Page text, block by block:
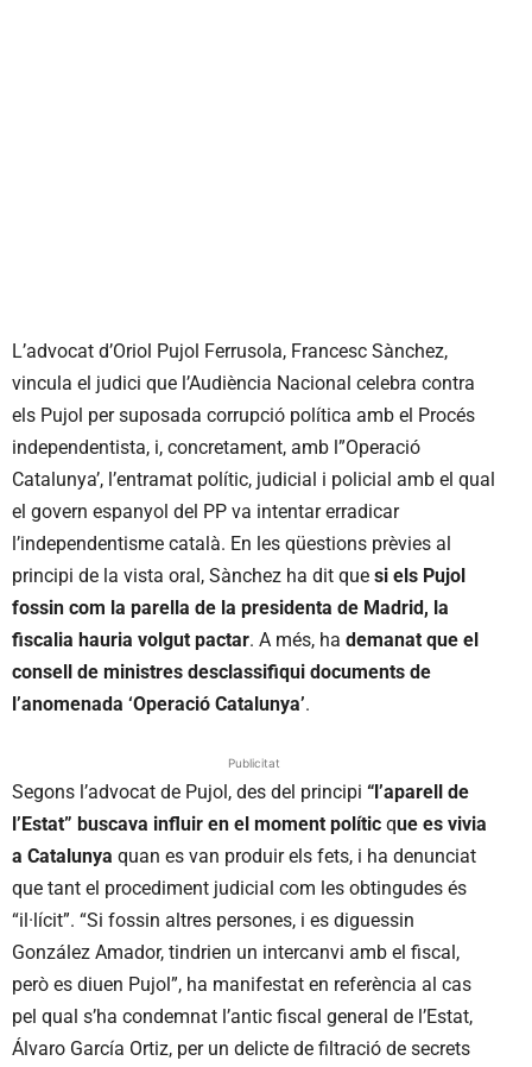
L’advocat d’Oriol Pujol Ferrusola, Francesc Sànchez,
vincula el judici que l’Audiència Nacional celebra contra
els Pujol per suposada corrupció política amb el Procés
independentista, i, concretament, amb l”Operació
Catalunya’, l’entramat polític, judicial i policial amb el qual
el govern espanyol del PP va intentar erradicar
l’independentisme català. En les qüestions prèvies al
principi de la vista oral, Sànchez ha dit que si els Pujol
fossin com la parella de la presidenta de Madrid, la
fiscalia hauria volgut pactar. A més, ha demanat que el
consell de ministres desclassifiqui documents de
l’anomenada ‘Operació Catalunya’.
Publicitat
Segons l’advocat de Pujol, des del principi “l’aparell de
l’Estat” buscava influir en el moment polític que es vivia
a Catalunya quan es van produir els fets, i ha denunciat
que tant el procediment judicial com les obtingudes és
“il·lícit”. “Si fossin altres persones, i es diguessin
González Amador, tindrien un intercanvi amb el fiscal,
però es diuen Pujol”, ha manifestat en referència al cas
pel qual s’ha condemnat l’antic fiscal general de l’Estat,
Álvaro García Ortiz, per un delicte de filtració de secrets